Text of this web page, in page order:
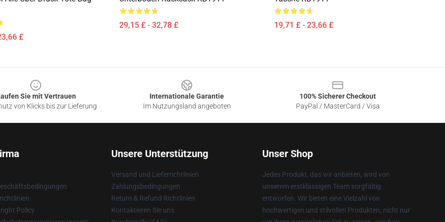
£
29,15 £ - 32,78 £ 19,71 £ - 23,66 £
Sie mit Vertrauen
von Klicks bis zur Lieferung
Internationale Garantie
Im Nutzungsland angeboten
100% Sicherer Checkout
PayPal / MasterCard / Visa
Policy
Unsere Unterstützung
Versand und Lieferrichtlinien
Zahlungsbedingungen
Return & Refund Richtlinien
Kontaktieren Sie uns
Unser Shop
Jedes Produkt, das wir anbieten, wird von
unserem erstklassigen Team sorgfältig
entworfen. Wir bieten eine Vielzahl von
hochwertigen und stilvollen Produkten, nicht nur